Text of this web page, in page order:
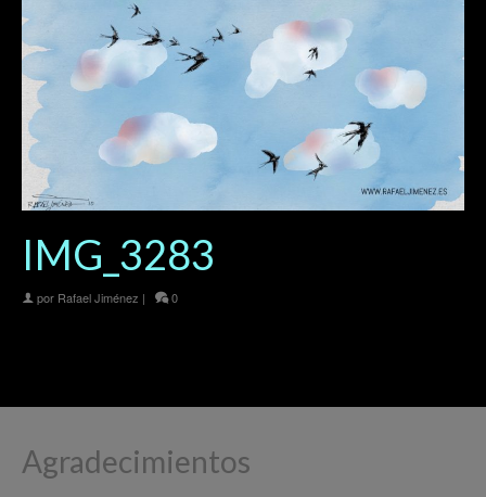
IMG_3283
por Rafael Jiménez | 0
Agradecimientos